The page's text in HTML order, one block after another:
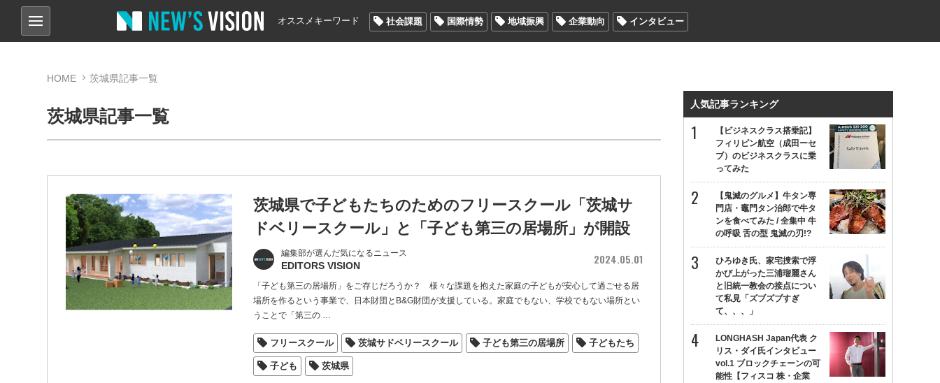
オススメキーワード 社会課題 国際情勢 地域振興 企業動向 インタビュー
HOME 茨城県記事一覧
茨城県記事一覧
茨城県で子どもたちのためのフリースクール「茨城サ
ドベリースクール」と「子ども第三の居場所」が開設
編集部が選んだ気になるニュース
EDITORS VISION 2024.05.01
「子ども第三の居場所」をご存じだろうか？ 様々な課題を抱えた家庭の子どもが安心して過ごせる居
場所を作るという事業で、日本財団とB&G財団が支援している。家庭でもない、学校でもない場所とい
うことで「第三の…
フリースクール 茨城サドベリースクール 子ども第三の居場所 子どもたち
子ども 茨城県
人気記事ランキング
【ビジネスクラス搭乗記】
フィリピン航空（成田ーセ
ブ）のビジネスクラスに乗
ってみた
【鬼滅のグルメ】牛タン専
門店・竈門タン治郎で牛タ
ンを食べてみた / 全集中 牛
の呼吸 舌の型 鬼滅の刃!?
ひろゆき氏、家宅捜索で浮
かび上がった三浦瑠麗さん
と旧統一教会の接点につい
て私見「ズブズブすぎ
て、、、」
LONGHASH Japan代表 ク
リス・ダイ氏インタビュー
vol.1 ブロックチェーンの可
能性【フィスコ 株・企業